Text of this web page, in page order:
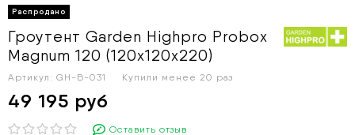
Гроутент Garden Highpro Probox
Magnum 120 (120х120х220)
Артикул: GH-B-031 Купили менее 20 раз
49 195 руб
Оставить отзыв